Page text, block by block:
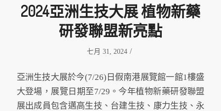
2024亞洲生技大展 植物新藥
研發聯盟新亮點
七月 31, 2024 /
亞洲生技大展於今(7/26)日假南港展覽館一館1樓盛
大登場，展覽日期至7/29。今年植物新藥研發聯盟
展出成員包含邁高生技、台建生技、康力生技、永